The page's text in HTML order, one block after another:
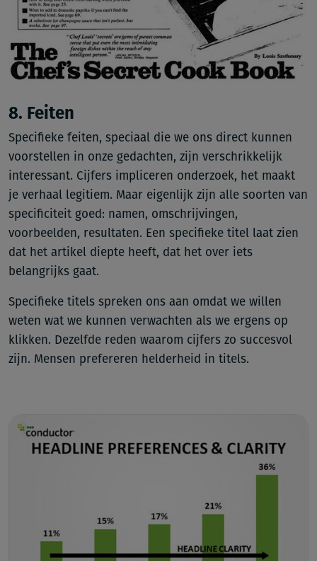
8. Feiten
Specifieke feiten, speciaal die we ons direct kunnen
voorstellen in onze gedachten, zijn verschrikkelijk
interessant. Cijfers impliceren onderzoek, het maakt
je verhaal legitiem. Maar eigenlijk zijn alle soorten van
specificiteit goed: namen, omschrijvingen,
voorbeelden, resultaten. Een specifieke titel laat zien
dat het artikel diepte heeft, dat het over iets
belangrijks gaat.
Specifieke titels spreken ons aan omdat we willen
weten wat we kunnen verwachten als we ergens op
klikken. Dezelfde reden waarom cijfers zo succesvol
zijn. Mensen prefereren helderheid in titels.